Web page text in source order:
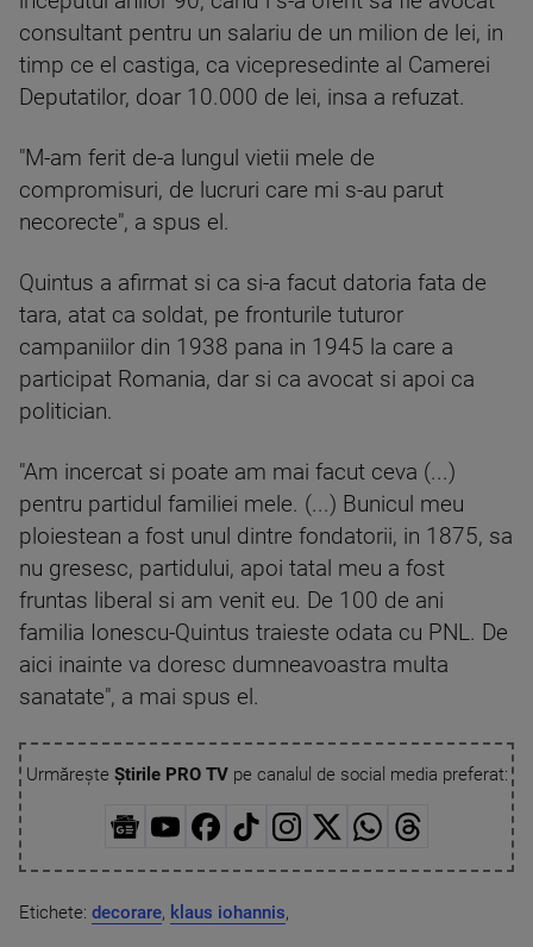
consultant pentru un salariu de un milion de lei, in
timp ce el castiga, ca vicepresedinte al Camerei
Deputatilor, doar 10.000 de lei, insa a refuzat.
"M-am ferit de-a lungul vietii mele de
compromisuri, de lucruri care mi s-au parut
necorecte", a spus el.
Quintus a afirmat si ca si-a facut datoria fata de
tara, atat ca soldat, pe fronturile tuturor
campaniilor din 1938 pana in 1945 la care a
participat Romania, dar si ca avocat si apoi ca
politician.
"Am incercat si poate am mai facut ceva (...)
pentru partidul familiei mele. (...) Bunicul meu
ploiestean a fost unul dintre fondatorii, in 1875, sa
nu gresesc, partidului, apoi tatal meu a fost
fruntas liberal si am venit eu. De 100 de ani
familia Ionescu-Quintus traieste odata cu PNL. De
aici inainte va doresc dumneavoastra multa
sanatate", a mai spus el.
Urmărește Știrile PRO TVpe canalul de social media preferat:
Etichete: decorare, klaus iohannis,